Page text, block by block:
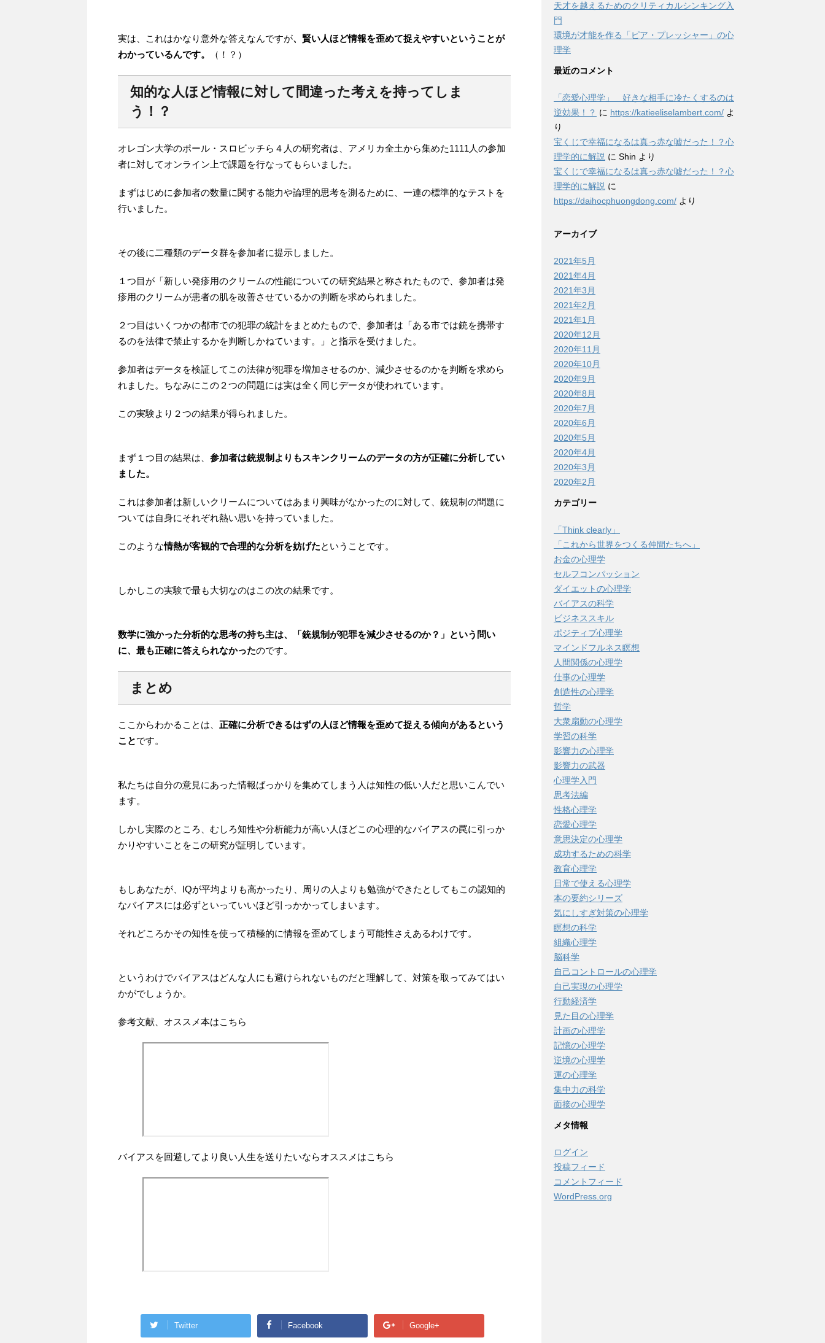
実は、これはかなり意外な答えなんですが、賢い人ほど情報を歪めて捉えやすいということが
わかっているんです。
（！？）
知的な人ほど情報に対して間違った考えを持ってしま
う！？
オレゴン大学のポール・スロビッチら４人の研究者は、アメリカ全土から集めた1111人の参加
者に対してオンライン上で課題を行なってもらいました。
まずはじめに参加者の数量に関する能力や論理的思考を測るために、一連の標準的なテストを
行いました。
その後に二種類のデータ群を参加者に提示しました。
１つ目が「新しい発疹用のクリームの性能についての研究結果と称されたもので、参加者は発
疹用のクリームが患者の肌を改善させているかの判断を求められました。
２つ目はいくつかの都市での犯罪の統計をまとめたもので、参加者は「ある市では銃を携帯す
るのを法律で禁止するかを判断しかねています。」と指示を受けました。
参加者はデータを検証してこの法律が犯罪を増加させるのか、減少させるのかを判断を求めら
れました。ちなみにこの２つの問題には実は全く同じデータが使われています。
この実験より２つの結果が得られました。
まず１つ目の結果は、 参加者は銃規制よりもスキンクリームのデータの方が正確に分析してい
ました。
これは参加者は新しいクリームについてはあまり興味がなかったのに対して、銃規制の問題に
ついては自身にそれぞれ熱い思いを持っていました。
このような情熱が客観的で合理的な分析を妨げたということです。
しかしこの実験で最も大切なのはこの次の結果です。
数学に強かった分析的な思考の持ち主は、「銃規制が犯罪を減少させるのか？」という問い
に、最も正確に答えられなかったのです。
まとめ
ここからわかることは、 正確に分析できるはずの人ほど情報を歪めて捉える傾向があるという
ことです。
私たちは自分の意見にあった情報ばっかりを集めてしまう人は知性の低い人だと思いこんでい
ます。
しかし実際のところ、むしろ知性や分析能力が高い人ほどこの心理的なバイアスの罠に引っか
かりやすいことをこの研究が証明しています。
もしあなたが、IQが平均よりも高かったり、周りの人よりも勉強ができたとしてもこの認知的
なバイアスには必ずといっていいほど引っかかってしまいます。
それどころかその知性を使って積極的に情報を歪めてしまう可能性さえあるわけです。
というわけでバイアスはどんな人にも避けられないものだと理解して、対策を取ってみてはい
かがでしょうか。
参考文献、オススメ本はこちら
バイアスを回避してより良い人生を送りたいならオススメはこちら
Twitter Facebook Google+
天才を越えるためのクリティカルシンキング入
門
環境が才能を作る「ピア・プレッシャー」の心
理学
最近のコメント
「恋愛心理学」 好きな相手に冷たくするのは
逆効果！？ に https://katieeliselambert.com/ よ
り
宝くじで幸福になるは真っ赤な嘘だった！？心
理学的に解説 に Shin より
宝くじで幸福になるは真っ赤な嘘だった！？心
理学的に解説 に
https://daihocphuongdong.com/ より
アーカイブ
2021年5月
2021年4月
2021年3月
2021年2月
2021年1月
2020年12月
2020年11月
2020年10月
2020年9月
2020年8月
2020年7月
2020年6月
2020年5月
2020年4月
2020年3月
2020年2月
カテゴリー
「Think clearly」
「これから世界をつくる仲間たちへ」
お金の心理学
セルフコンパッション
ダイエットの心理学
バイアスの科学
ビジネススキル
ポジティブ心理学
マインドフルネス瞑想
人間関係の心理学
仕事の心理学
創造性の心理学
哲学
大衆扇動の心理学
学習の科学
影響力の心理学
影響力の武器
心理学入門
思考法編
性格心理学
恋愛心理学
意思決定の心理学
成功するための科学
教育心理学
日常で使える心理学
本の要約シリーズ
気にしすぎ対策の心理学
瞑想の科学
組織心理学
脳科学
自己コントロールの心理学
自己実現の心理学
行動経済学
見た目の心理学
計画の心理学
記憶の心理学
逆境の心理学
運の心理学
集中力の科学
面接の心理学
メタ情報
ログイン
投稿フィード
コメントフィード
WordPress.org